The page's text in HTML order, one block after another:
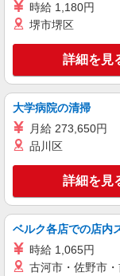
キープ
派遣社員
株式会社テクノ・サー
機
キープ
株式会社テクノ・サー
時給 1,180円
堺市堺区
詳細を見
大学病院の清掃
月給 273,650円
品川区
詳細を見
ベルク各店での店内
時給 1,065円
古河市・佐野市